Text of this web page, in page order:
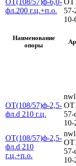
ОТ(108/57)ф-6,0-
фл.200 г.ц.+п.о.
57-
10-
Наименование
опоры
ОТ(108/57)ф-2,5-
фл.d 210 г.ц.
57-
10-
ОТ(108/57)ф-2,5-
фл.d 210
г.ц.+п.о.
57-
10-